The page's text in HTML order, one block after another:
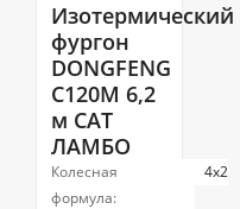
Изотермический
фургон
DONGFENG
C120M 6,2
м САТ
ЛАМБО
Колесная
формула:
4х2